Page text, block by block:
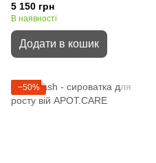
5 150 грн
В наявності
Додати в кошик
−50%